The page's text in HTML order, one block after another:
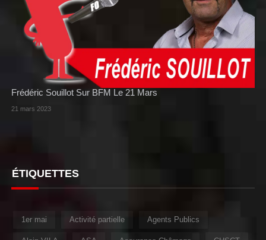
Frédéric Souillot Sur BFM Le 21 Mars
21 mars 2023
ÉTIQUETTES
1er mai Activité partielle Agents Publics